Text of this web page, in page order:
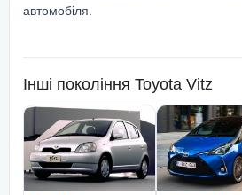
автомобіля.
Інші покоління Toyota Vitz